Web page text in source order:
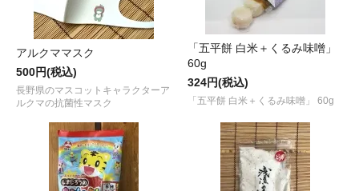
アルクママスク
500円(税込)
長野県のマスコットキャラクターア
ルクマの抗菌性マスク
「五平餅 白米＋くるみ味噌」
60g
324円(税込)
「五平餅 白米＋くるみ味噌」 60g